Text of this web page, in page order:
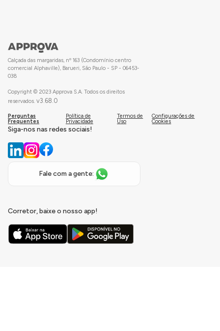
Calçada das margaridas, nº 163 (Condomínio centro
comercial Alphaville), Barueri, São Paulo - SP - 06453-
038
Copyright © 2023 Approva S.A. Todos os direitos
reservados. v3.68.0
Perguntas
Frequentes
Política de
Privacidade
Termos de
Uso
Configurações de
Cookies
Siga-nos nas redes sociais!
Fale com a gente:
Corretor, baixe o nosso app!